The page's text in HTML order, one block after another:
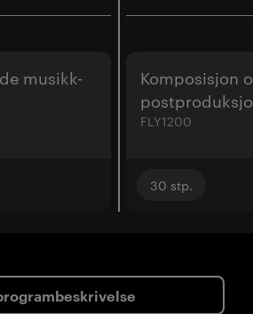
musikk-
Komposisjon
FLY1200
30 stp.